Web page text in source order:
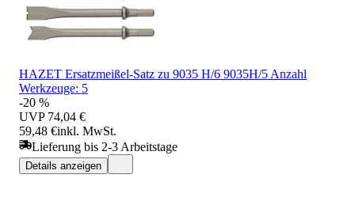
HAZET Ersatzmeißel-Satz zu 9035 H/6 9035H/5 Anzahl
Werkzeuge: 5
-20 %
UVP 74,04 €
59,48 €inkl. MwSt.
Lieferung bis 2-3 Arbeitstage
Details anzeigen